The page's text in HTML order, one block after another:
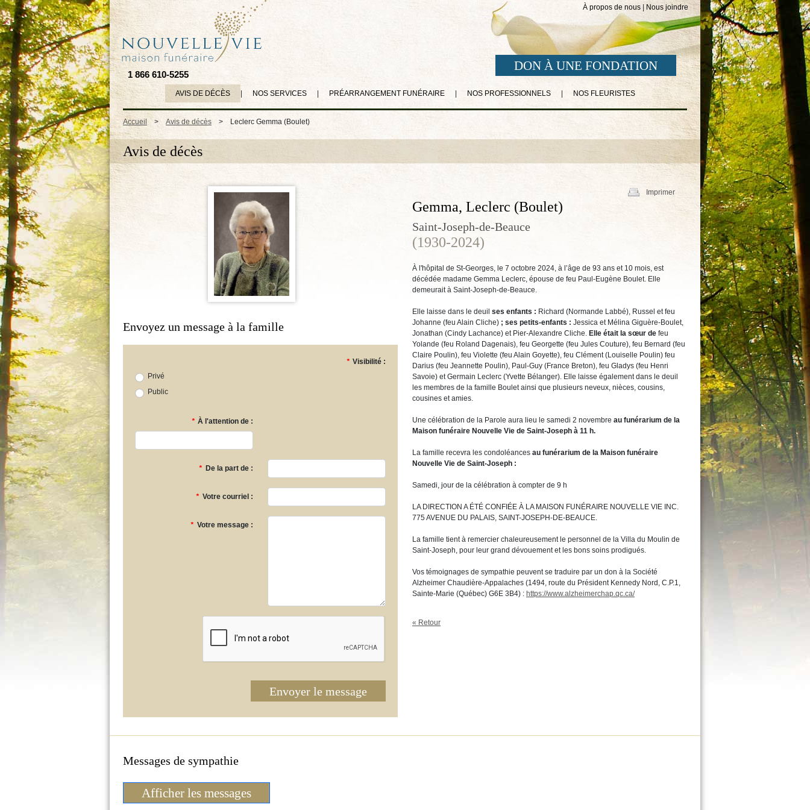
À propos de nous Nous joindre
1 866 610-5255
DON À UNE FONDATION
AVIS DE DÉCÈS NOS SERVICES PRÉARRANGEMENT FUNÉRAIRE NOS PROFESSIONNELS NOS FLEURISTES
Accueil > Avis de décès > Leclerc Gemma (Boulet)
Avis de décès
Envoyez un message à la famille
* Visibilité :
Privé
Public
* À l'attention de :
* De la part de :
* Votre courriel :
* Votre message :
Envoyer le message
Imprimer
Gemma, Leclerc (Boulet)
Saint-Joseph-de-Beauce
(1930-2024)
À l'hôpital de St-Georges, le 7 octobre 2024, à l’âge de 93 ans et 10 mois, est
décédée madame Gemma Leclerc, épouse de feu Paul-Eugène Boulet. Elle
demeurait à Saint-Joseph-de-Beauce.
Elle laisse dans le deuil ses enfants : Richard (Normande Labbé), Russel et feu
Johanne (feu Alain Cliche) ; ses petits-enfants : Jessica et Mélina Giguère-Boulet,
Jonathan (Cindy Lachance) et Pier-Alexandre Cliche. Elle était la sœur de feu
Yolande (feu Roland Dagenais), feu Georgette (feu Jules Couture), feu Bernard (feu
Claire Poulin), feu Violette (feu Alain Goyette), feu Clément (Louiselle Poulin) feu
Darius (feu Jeannette Poulin), Paul-Guy (France Breton), feu Gladys (feu Henri
Savoie) et Germain Leclerc (Yvette Bélanger). Elle laisse également dans le deuil
les membres de la famille Boulet ainsi que plusieurs neveux, nièces, cousins,
cousines et amies.
Une célébration de la Parole aura lieu le samedi 2 novembre au funérarium de la
Maison funéraire Nouvelle Vie de Saint-Joseph à 11 h.
La famille recevra les condoléances au funérarium de la Maison funéraire
Nouvelle Vie de Saint-Joseph :
Samedi, jour de la célébration à compter de 9 h
LA DIRECTION A ÉTÉ CONFIÉE À LA MAISON FUNÉRAIRE NOUVELLE VIE INC.
775 AVENUE DU PALAIS, SAINT-JOSEPH-DE-BEAUCE.
La famille tient à remercier chaleureusement le personnel de la Villa du Moulin de
Saint-Joseph, pour leur grand dévouement et les bons soins prodigués.
Vos témoignages de sympathie peuvent se traduire par un don à la Société
Alzheimer Chaudière-Appalaches (1494, route du Président Kennedy Nord, C.P.1,
Sainte-Marie (Québec) G6E 3B4) : https://www.alzheimerchap.qc.ca/
« Retour
Messages de sympathie
Afficher les messages